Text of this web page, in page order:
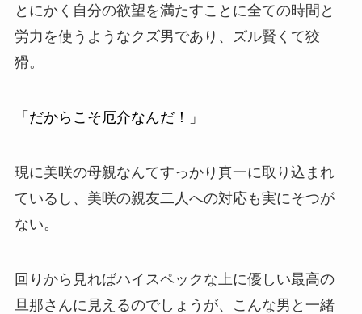
とにかく自分の欲望を満たすことに全ての時間と
労力を使うようなクズ男であり、ズル賢くて狡
猾。
「だからこそ厄介なんだ！」
現に美咲の母親なんてすっかり真一に取り込まれ
ているし、美咲の親友二人への対応も実にそつが
ない。
回りから見ればハイスペックな上に優しい最高の
旦那さんに見えるのでしょうが、こんな男と一緒